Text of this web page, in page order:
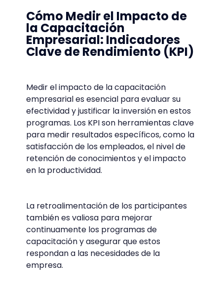
Cómo Medir el Impacto de
la Capacitación
Empresarial: Indicadores
Clave de Rendimiento (KPI)
Medir el impacto de la capacitación
empresarial es esencial para evaluar su
efectividad y justificar la inversión en estos
programas. Los KPI son herramientas clave
para medir resultados específicos, como la
satisfacción de los empleados, el nivel de
retención de conocimientos y el impacto
en la productividad.
La retroalimentación de los participantes
también es valiosa para mejorar
continuamente los programas de
capacitación y asegurar que estos
respondan a las necesidades de la
empresa.